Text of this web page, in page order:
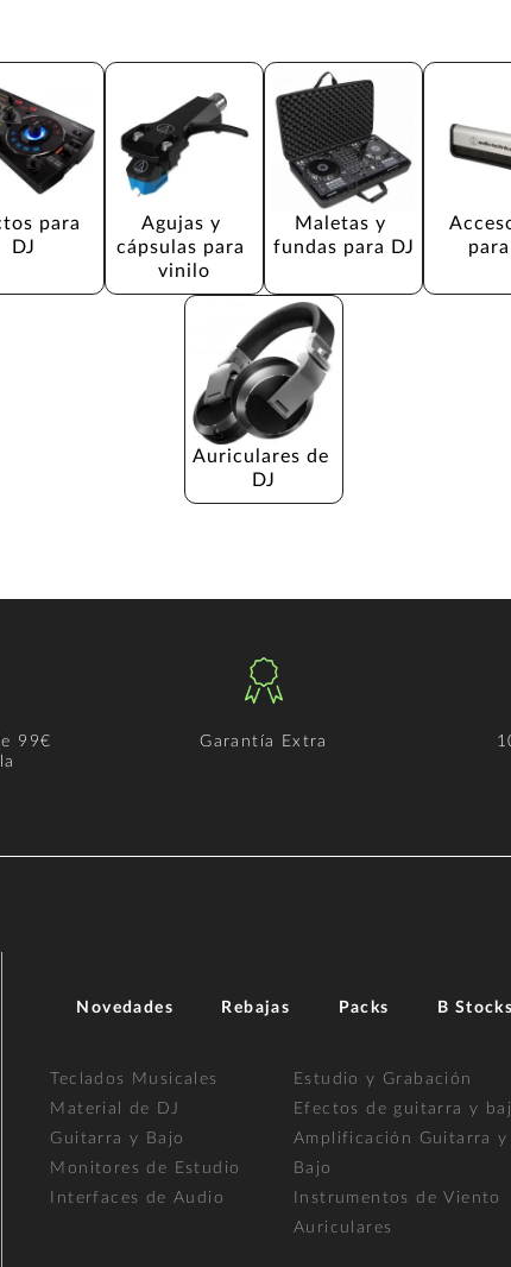
para
DJ
Agujas y
cápsulas para
vinilo
Maletas y
fundas para DJ
Auriculares de
DJ
99€
Garantía Extra
Novedades Rebajas Packs B Stocks
Teclados Musicales
Material de DJ
Guitarra y Bajo
Monitores de Estudio
Interfaces de Audio
Estudio y Grabación
Efectos de guitarra y
Amplificación Guitarra y
Bajo
Instrumentos de Viento
Auriculares